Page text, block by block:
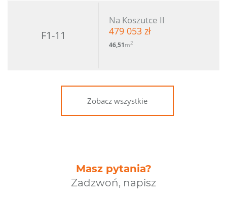
F1-11
Na Koszutce II
479 053 zł
46,51m2
Zobacz wszystkie
Masz pytania?
Zadzwoń, napisz